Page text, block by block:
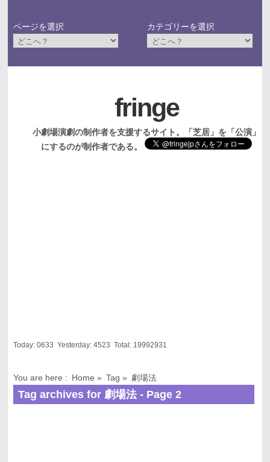
ページを選択 カテゴリーを選択
fringe
小劇場演劇の制作者を支援するサイト。「芝居」を「公演」
にするのが制作者である。
Today: 0633 Yesterday: 4523 Total: 19992931
You are here : Home » Tag » 劇場法
Tag archives for 劇場法 - Page 2